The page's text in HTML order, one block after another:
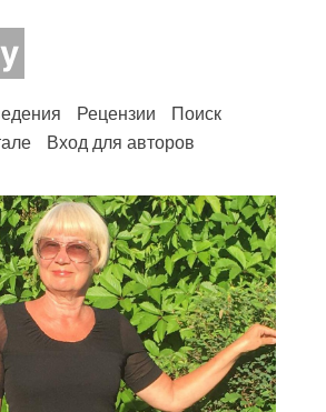
Рецензии
Поиск
Вход для авторов